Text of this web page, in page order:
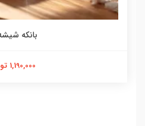
بانکه
1,190,000 تومان